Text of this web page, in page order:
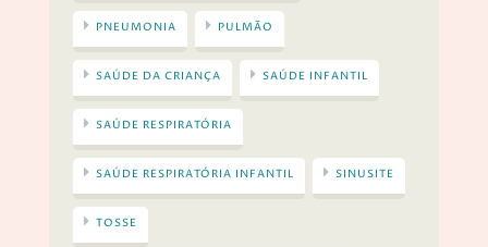
PNEUMONIA PULMÃO
SAÚDE DA CRIANÇA SAÚDE INFANTIL
SAÚDE RESPIRATÓRIA
SAÚDE RESPIRATÓRIA INFANTIL SINUSITE
TOSSE